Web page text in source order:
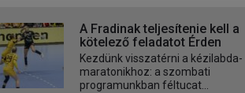
A Fradinak teljesítenie kell a
kötelező feladatot Érden
Kezdünk visszatérni a kézilabda-
maratonikhoz: a szombati
programunkban féltucat...